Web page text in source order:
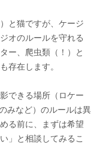
と猫ですが、ケージ
オのルールを守れる
ー、爬虫類（！）と
存在します。
できる場所（ロケー
みなど）のルールは異
る前に、まずは希望
」と相談してみるこ